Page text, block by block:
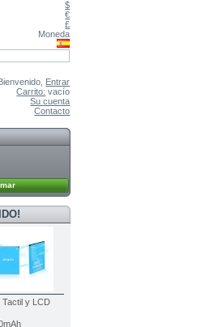
$
€
£
Moneda
Entrar
Carrito: vacío
Su cuenta
Contacto
y LCD